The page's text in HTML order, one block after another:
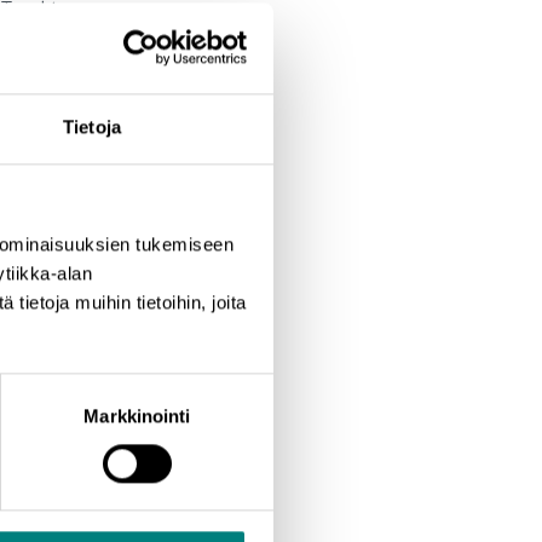
Tietoja
tukemiseen
alan
tietoja muihin tietoihin, joita
Markkinointi
on
yrityksille. Tapahtuma
eventcoast.